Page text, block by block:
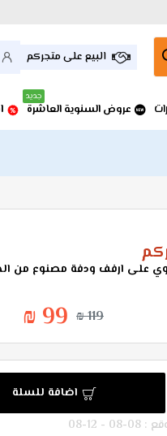
البيع على متجركم
عروض السنوية العاشرة
جديد
على ارفف ودفة مصنوع من
99 ₪ 119 ₪
اضافة للسلة
12-08